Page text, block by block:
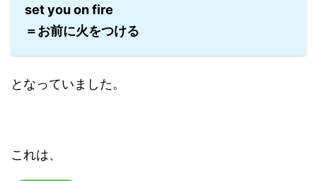
set you on fire
＝お前に火をつける
となっていました。
これは、